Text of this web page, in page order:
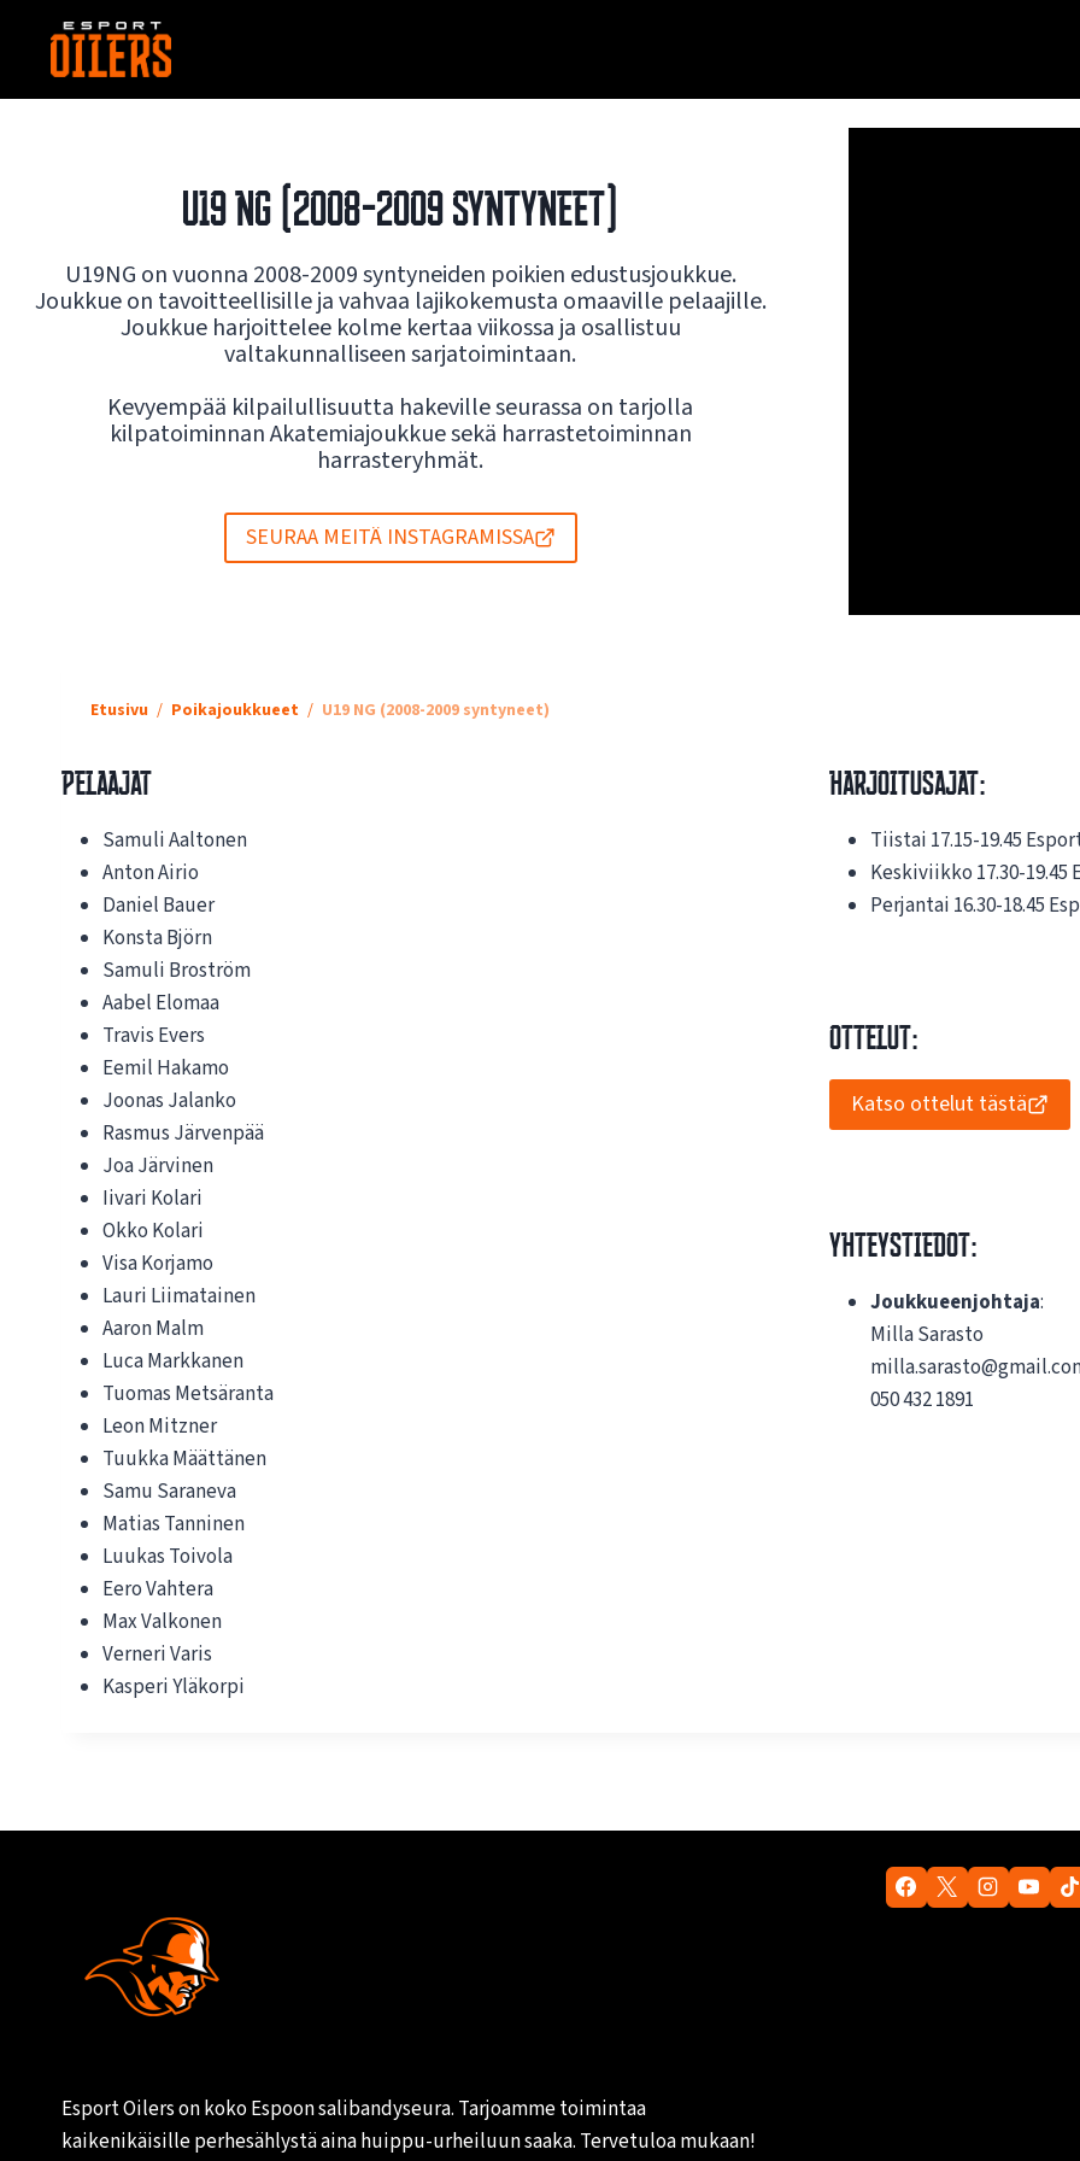
sisältöön
U19 NG (2008-2009 SYNTYNEET)
U19NG on vuonna 2008-2009 syntyneiden poikien edustusjoukkue.
Joukkue on tavoitteellisille ja vahvaa lajikokemusta omaaville pelaajille.
Joukkue harjoittelee kolme kertaa viikossa ja osallistuu
valtakunnalliseen sarjatoimintaan.
Kevyempää kilpailullisuutta hakeville seurassa on tarjolla
kilpatoiminnan Akatemiajoukkue sekä harrastetoiminnan
harrasteryhmät.
SEURAA MEITÄ INSTAGRAMISSA
Etusivu Poikajoukkueet U19 NG (2008-2009 syntyneet)
Pelaajat
Samuli Aaltonen
Anton Airio
Daniel Bauer
Konsta Björn
Samuli Broström
Aabel Elomaa
Travis Evers
Eemil Hakamo
Joonas Jalanko
Rasmus Järvenpää
Joa Järvinen
Iivari Kolari
Okko Kolari
Visa Korjamo
Lauri Liimatainen
Aaron Malm
Luca Markkanen
Tuomas Metsäranta
Leon Mitzner
Tuukka Määttänen
Samu Saraneva
Matias Tanninen
Luukas Toivola
Eero Vahtera
Max Valkonen
Verneri Varis
Kasperi Yläkorpi
HArjoitusajat:
Tiistai 17.15-19.45
Keskiviikko 17.30-
Perjantai 16.30-18.45
ottelut:
Katso ottelut tästä
Yhteystiedot:
Joukkueenjohtaja:
Milla Sarasto
050 432 1891
Esport Oilers on koko Espoon salibandyseura. Tarjoamme toimintaa
kaikenikäisille perhesählystä aina huippu-urheiluun saaka. Tervetuloa mukaan!